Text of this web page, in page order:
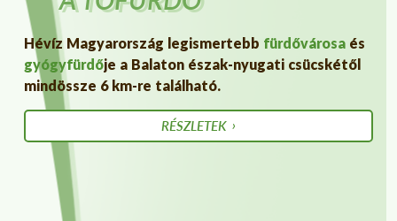
Hévíz Magyarország legismertebb fürdővárosa és
gyógyfürdője a Balaton észak-nyugati csücskétől
mindössze 6 km-re található.
RÉSZLETEK